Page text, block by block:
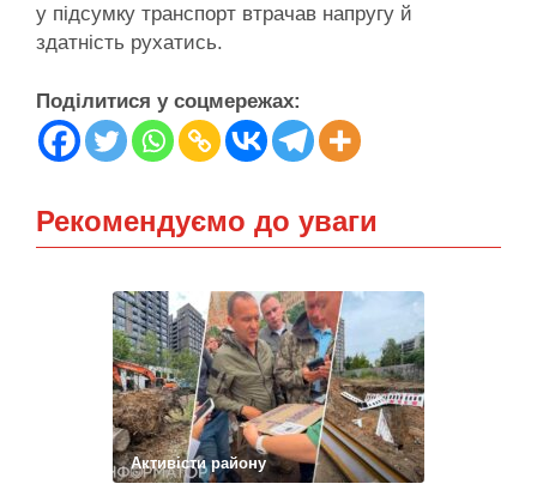
у підсумку транспорт втрачав напругу й
здатність рухатись.
Поділитися у соцмережах:
Рекомендуємо до уваги
Активісти району